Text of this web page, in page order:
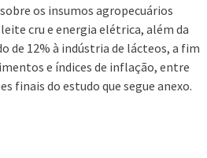
os insumos agropecuários
cru e energia elétrica, além da
de 12% à indústria de lácteos, a fim
e índices de inflação, entre
finais do estudo que segue anexo.